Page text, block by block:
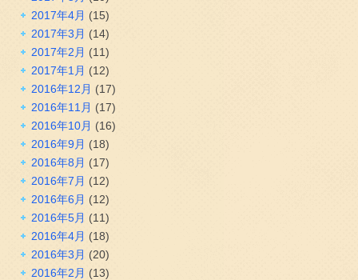
2017年4月 (15)
2017年3月 (14)
2017年2月 (11)
2017年1月 (12)
2016年12月 (17)
2016年11月 (17)
2016年10月 (16)
2016年9月 (18)
2016年8月 (17)
2016年7月 (12)
2016年6月 (12)
2016年5月 (11)
2016年4月 (18)
2016年3月 (20)
2016年2月 (13)